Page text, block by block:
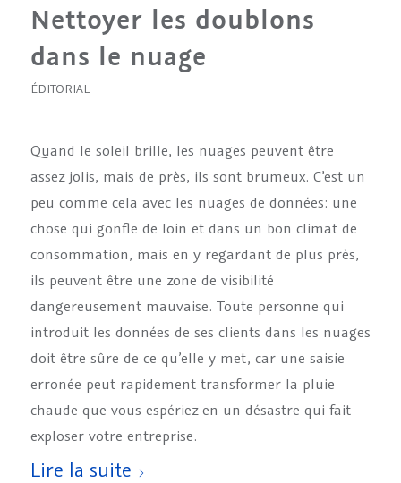
Nettoyer les doublons
dans le nuage
ÉDITORIAL
Quand le soleil brille, les nuages peuvent être
assez jolis, mais de près, ils sont brumeux. C’est un
peu comme cela avec les nuages de données: une
chose qui gonfle de loin et dans un bon climat de
consommation, mais en y regardant de plus près,
ils peuvent être une zone de visibilité
dangereusement mauvaise. Toute personne qui
introduit les données de ses clients dans les nuages
doit être sûre de ce qu’elle y met, car une saisie
erronée peut rapidement transformer la pluie
chaude que vous espériez en un désastre qui fait
exploser votre entreprise.
Lire la suite